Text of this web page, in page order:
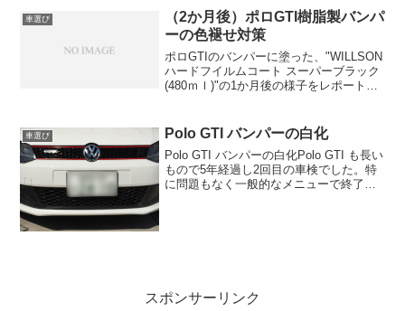
車選び
（2か月後）ポロGTI樹脂製バンパ
ーの色褪せ対策
ポロGTIのバンパーに塗った、"WILLSON
ハードフイルムコート スーパーブラック
(480ｍｌ)"の1か月後の様子をレポートし
いません。アーマーオールとは歴然...
車選び Polo GTI バンパーの白化
Polo GTI バンパーの白化Polo GTI も長い
もので5年経過し2回目の車検でした。特
に問題もなく一般的なメニューで終了し
スポンサーリンク